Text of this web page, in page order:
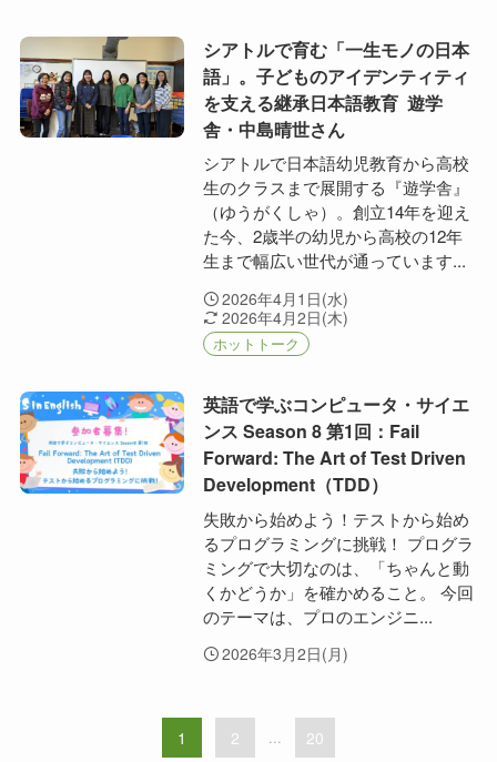
シアトルで育む「一生モノの日本
語」。子どものアイデンティティ
を支える継承日本語教育 遊学
舎・中島晴世さん
シアトルで日本語幼児教育から高校
生のクラスまで展開する『遊学舎』
（ゆうがくしゃ）。創立14年を迎え
た今、2歳半の幼児から高校の12年
生まで幅広い世代が通っています...
2026年4月1日(水)
2026年4月2日(木)
ホットトーク
英語で学ぶコンピュータ・サイエ
ンス Season 8 第1回：Fail
Forward: The Art of Test Driven
Development（TDD）
失敗から始めよう！テストから始め
るプログラミングに挑戦！ プログラ
ミングで大切なのは、「ちゃんと動
くかどうか」を確かめること。 今回
のテーマは、プロのエンジニ...
2026年3月2日(月)
1 2 ... 20